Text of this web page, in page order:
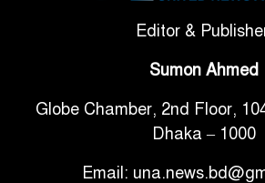
সরকারি ৩শ
গাড়ি বিক্রির
পরিবর্তনে
Editor &
Sumon Ahmed
Globe Chamber, 2nd Floor,
Dhaka – 1000
Email: